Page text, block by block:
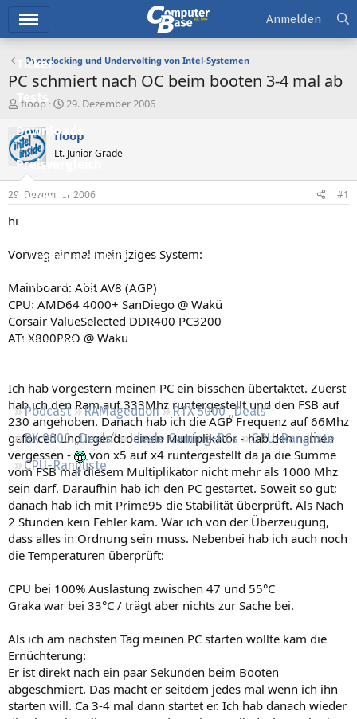
Ticker
Tests
Downloads
Preisvergleich
Forum
Aktuelles
Empfohlene Inhalte
Neue Beiträge
Neueste Aktivitäten
Leserartikel
Podcast RAMageddon
RTX 5000 „Deals“
RX 9000 „Deals“
Ideale Gaming-PCs
GPU-Rangliste
CPU-Rangliste
Anmelden
Overclocking und Undervolting von Intel-Systemen
PC schmiert nach OC beim booten 3-4 mal ab
E
s
t
e
e
floop
E
s
e
t
29. Dezember 2006
floop
Lt. Junior Grade
29. Dezember 2006 #1
hi
Vorweg einmal mein jziges System:
Mainboard: Abit AV8 (AGP)
CPU: AMD64 4000+ SanDiego @ Wakü
Corsair ValueSelected DDR400 PC3200
ATi X800PRO @ Wakü
Ich hab vorgestern meinen PC ein bisschen übertaktet. Zuerst
hab ich den Ram auf 333Mhz runtergestellt und den FSB auf
230 angehoben. Danach hab ich die AGP Frequenz auf 66Mhz
geforced und irgendsoeinen Multiplikator - hab den namen
vergessen -
von x5 auf x4 runtergestellt da ja die Summe
vom FSB mal diesem Multiplikator nicht mehr als 1000 Mhz
sein darf. Daraufhin hab ich den PC gestartet. Soweit so gut;
danach hab ich mit Prime95 die Stabilität überprüft. Als Nach
2 Stunden kein Fehler kam. War ich von der Überzeugung,
dass alles in Ordnung sein muss. Nebenbei hab ich auch noch
die Temperaturen überprüft:
CPU bei 100% Auslastung zwischen 47 und 55°C
Graka war bei 33°C / trägt aber nichts zur Sache bei.
Als ich am nächsten Tag meinen PC starten wollte kam die
Ernüchterung:
Er ist direkt nach ein paar Sekunden beim Booten
abgeschmiert. Das macht er seitdem jedes mal wenn ich ihn
starten will. Ca 3-4 mal dann startet er. Ich hab danach wieder